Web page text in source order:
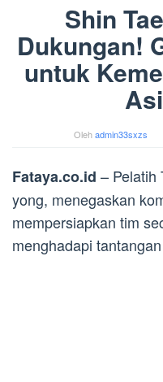
Shin
Dukungan!
untuk
Olehadmin33sxzs
Fataya.co.id – Pelatih
yong, menegaskan
mempersiapkan tim
menghadapi